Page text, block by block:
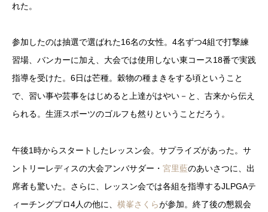
れた。
参加したのは抽選で選ばれた16名の女性。4名ずつ4組で打撃練
習場、バンカーに加え、大会では使用しない東コース18番で実践
指導を受けた。6日は芒種。穀物の種まきをする頃ということ
で、習い事や芸事をはじめると上達がはやい－と、古来から伝え
られる。生涯スポーツのゴルフも然りということだろう。
午後1時からスタートしたレッスン会。サプライズがあった。サ
ントリーレディスの大会アンバサダー・ 宮里藍のあいさつに、出
席者も驚いた。さらに、レッスン会では各組を指導するJLPGAテ
ィーチングプロ4人の他に、 横峯さくらが参加。終了後の懇親会